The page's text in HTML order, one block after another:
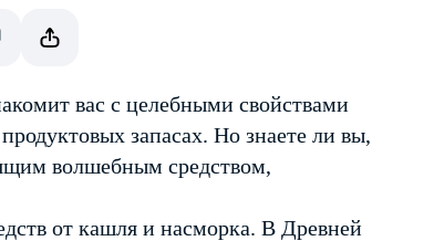
вас с целебными свойствами
запасах. Но знаете ли вы,
волшебным средством,
от кашля и насморка. В Древней